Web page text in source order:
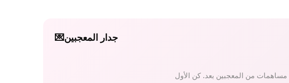
💌جدار المعجبين